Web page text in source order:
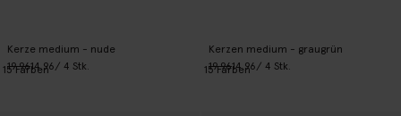
Kerze medium - nude
19.9614.96/ 4 Stk.
15Farben
Kerzen medium - graugrün
19.9614.96/ 4 Stk.
15Farben